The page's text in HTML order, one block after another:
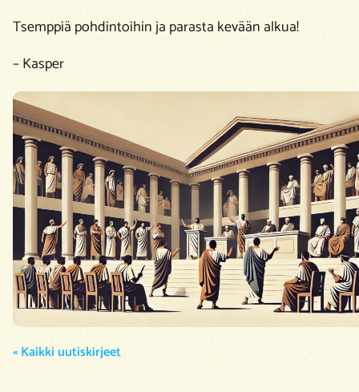
Tsemppiä pohdintoihin ja parasta kevään alkua!
–Kasper
« Kaikki uutiskirjeet